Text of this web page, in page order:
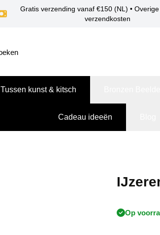
Gratis verzending vanaf €150 (NL) •
verzendkosten
Tussen kunst & kitsch
Cadeau ideeën
Op